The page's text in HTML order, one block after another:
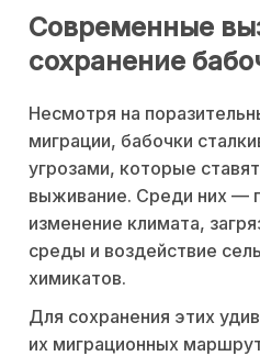
Современные
сохранение
Несмотря на
миграции, бабочки
угрозами, которые
выживание. Среди них —
изменение климата,
среды и воздействие
химикатов.
Для сохранения этих
их миграционных